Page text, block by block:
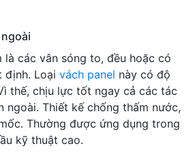
các vân sóng to, đều hoặc có
định. Loại vách panel này có độ
thế, chịu lực tốt ngay cả các tác
ngoài. Thiết kế chống thấm nước,
Thường được ứng dụng trong
kỹ thuật cao.